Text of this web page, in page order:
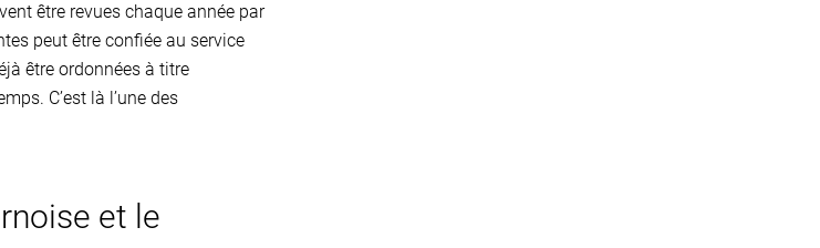
être revues chaque année par
peut être confiée au service
être ordonnées à titre
C’est là l’une des
et le